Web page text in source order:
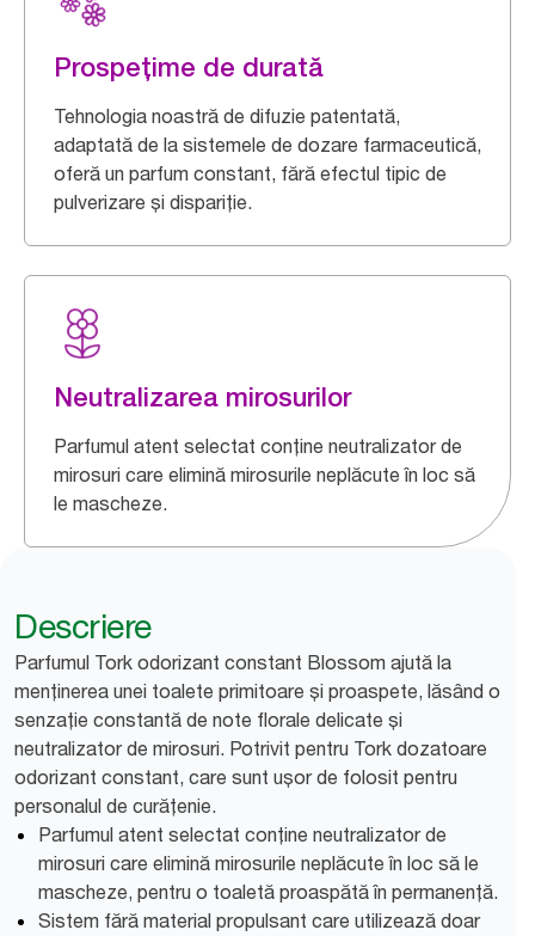
Prospețime de durată
Tehnologia noastră de difuzie patentată,
adaptată de la sistemele de dozare farmaceutică,
oferă un parfum constant, fără efectul tipic de
pulverizare și dispariție.
Neutralizarea mirosurilor
Parfumul atent selectat conține neutralizator de
mirosuri care elimină mirosurile neplăcute în loc să
le mascheze.
Descriere
Parfumul Tork odorizant constant Blossom ajută la
menținerea unei toalete primitoare și proaspete, lăsând o
senzație constantă de note florale delicate și
neutralizator de mirosuri. Potrivit pentru Tork dozatoare
odorizant constant, care sunt ușor de folosit pentru
personalul de curățenie.
Parfumul atent selectat conține neutralizator de
mirosuri care elimină mirosurile neplăcute în loc să le
mascheze, pentru o toaletă proaspătă în permanență.
Sistem fără material propulsant care utilizează doar